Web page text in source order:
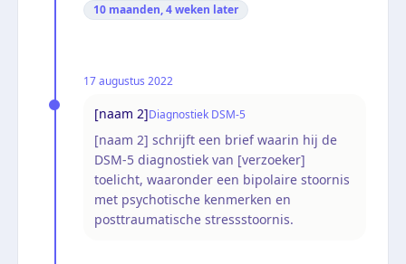
10 maanden, 4 weken later
17 augustus 2022
[naam 2]Diagnostiek DSM-5
[naam 2] schrijft een brief waarin hij de
DSM-5 diagnostiek van [verzoeker]
toelicht, waaronder een bipolaire stoornis
met psychotische kenmerken en
posttraumatische stressstoornis.